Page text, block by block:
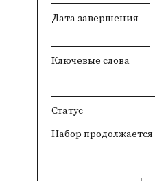
Дата завершения
Ключевые слова
Статус
Набор продолжается